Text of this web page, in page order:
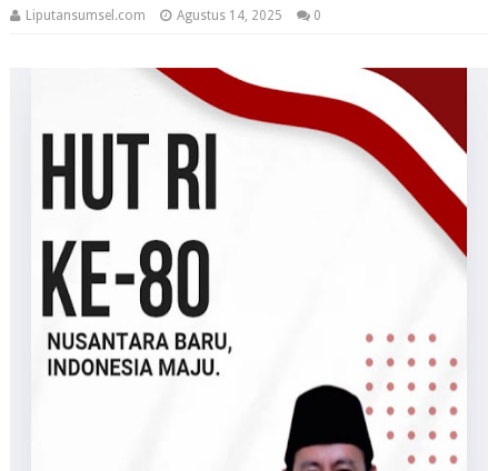
Liputansumsel.com Agustus 14, 2025 0